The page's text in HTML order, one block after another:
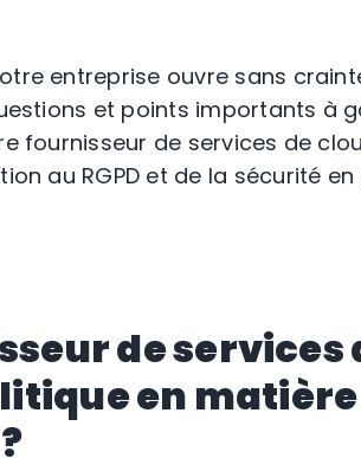
entreprise ouvre sans
et points importants à
fournisseur de services de
au RGPD et de la sécurité
de services
en